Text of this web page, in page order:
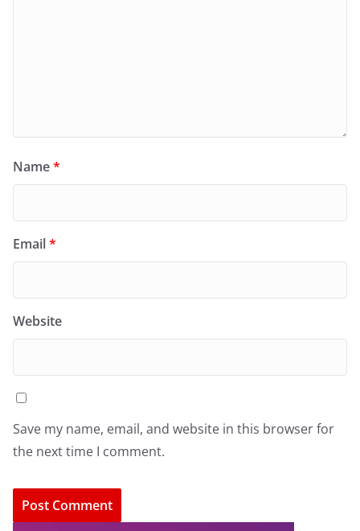
Name*
Email*
Website
Save my name, email, and website in this browser for
the next time I comment.